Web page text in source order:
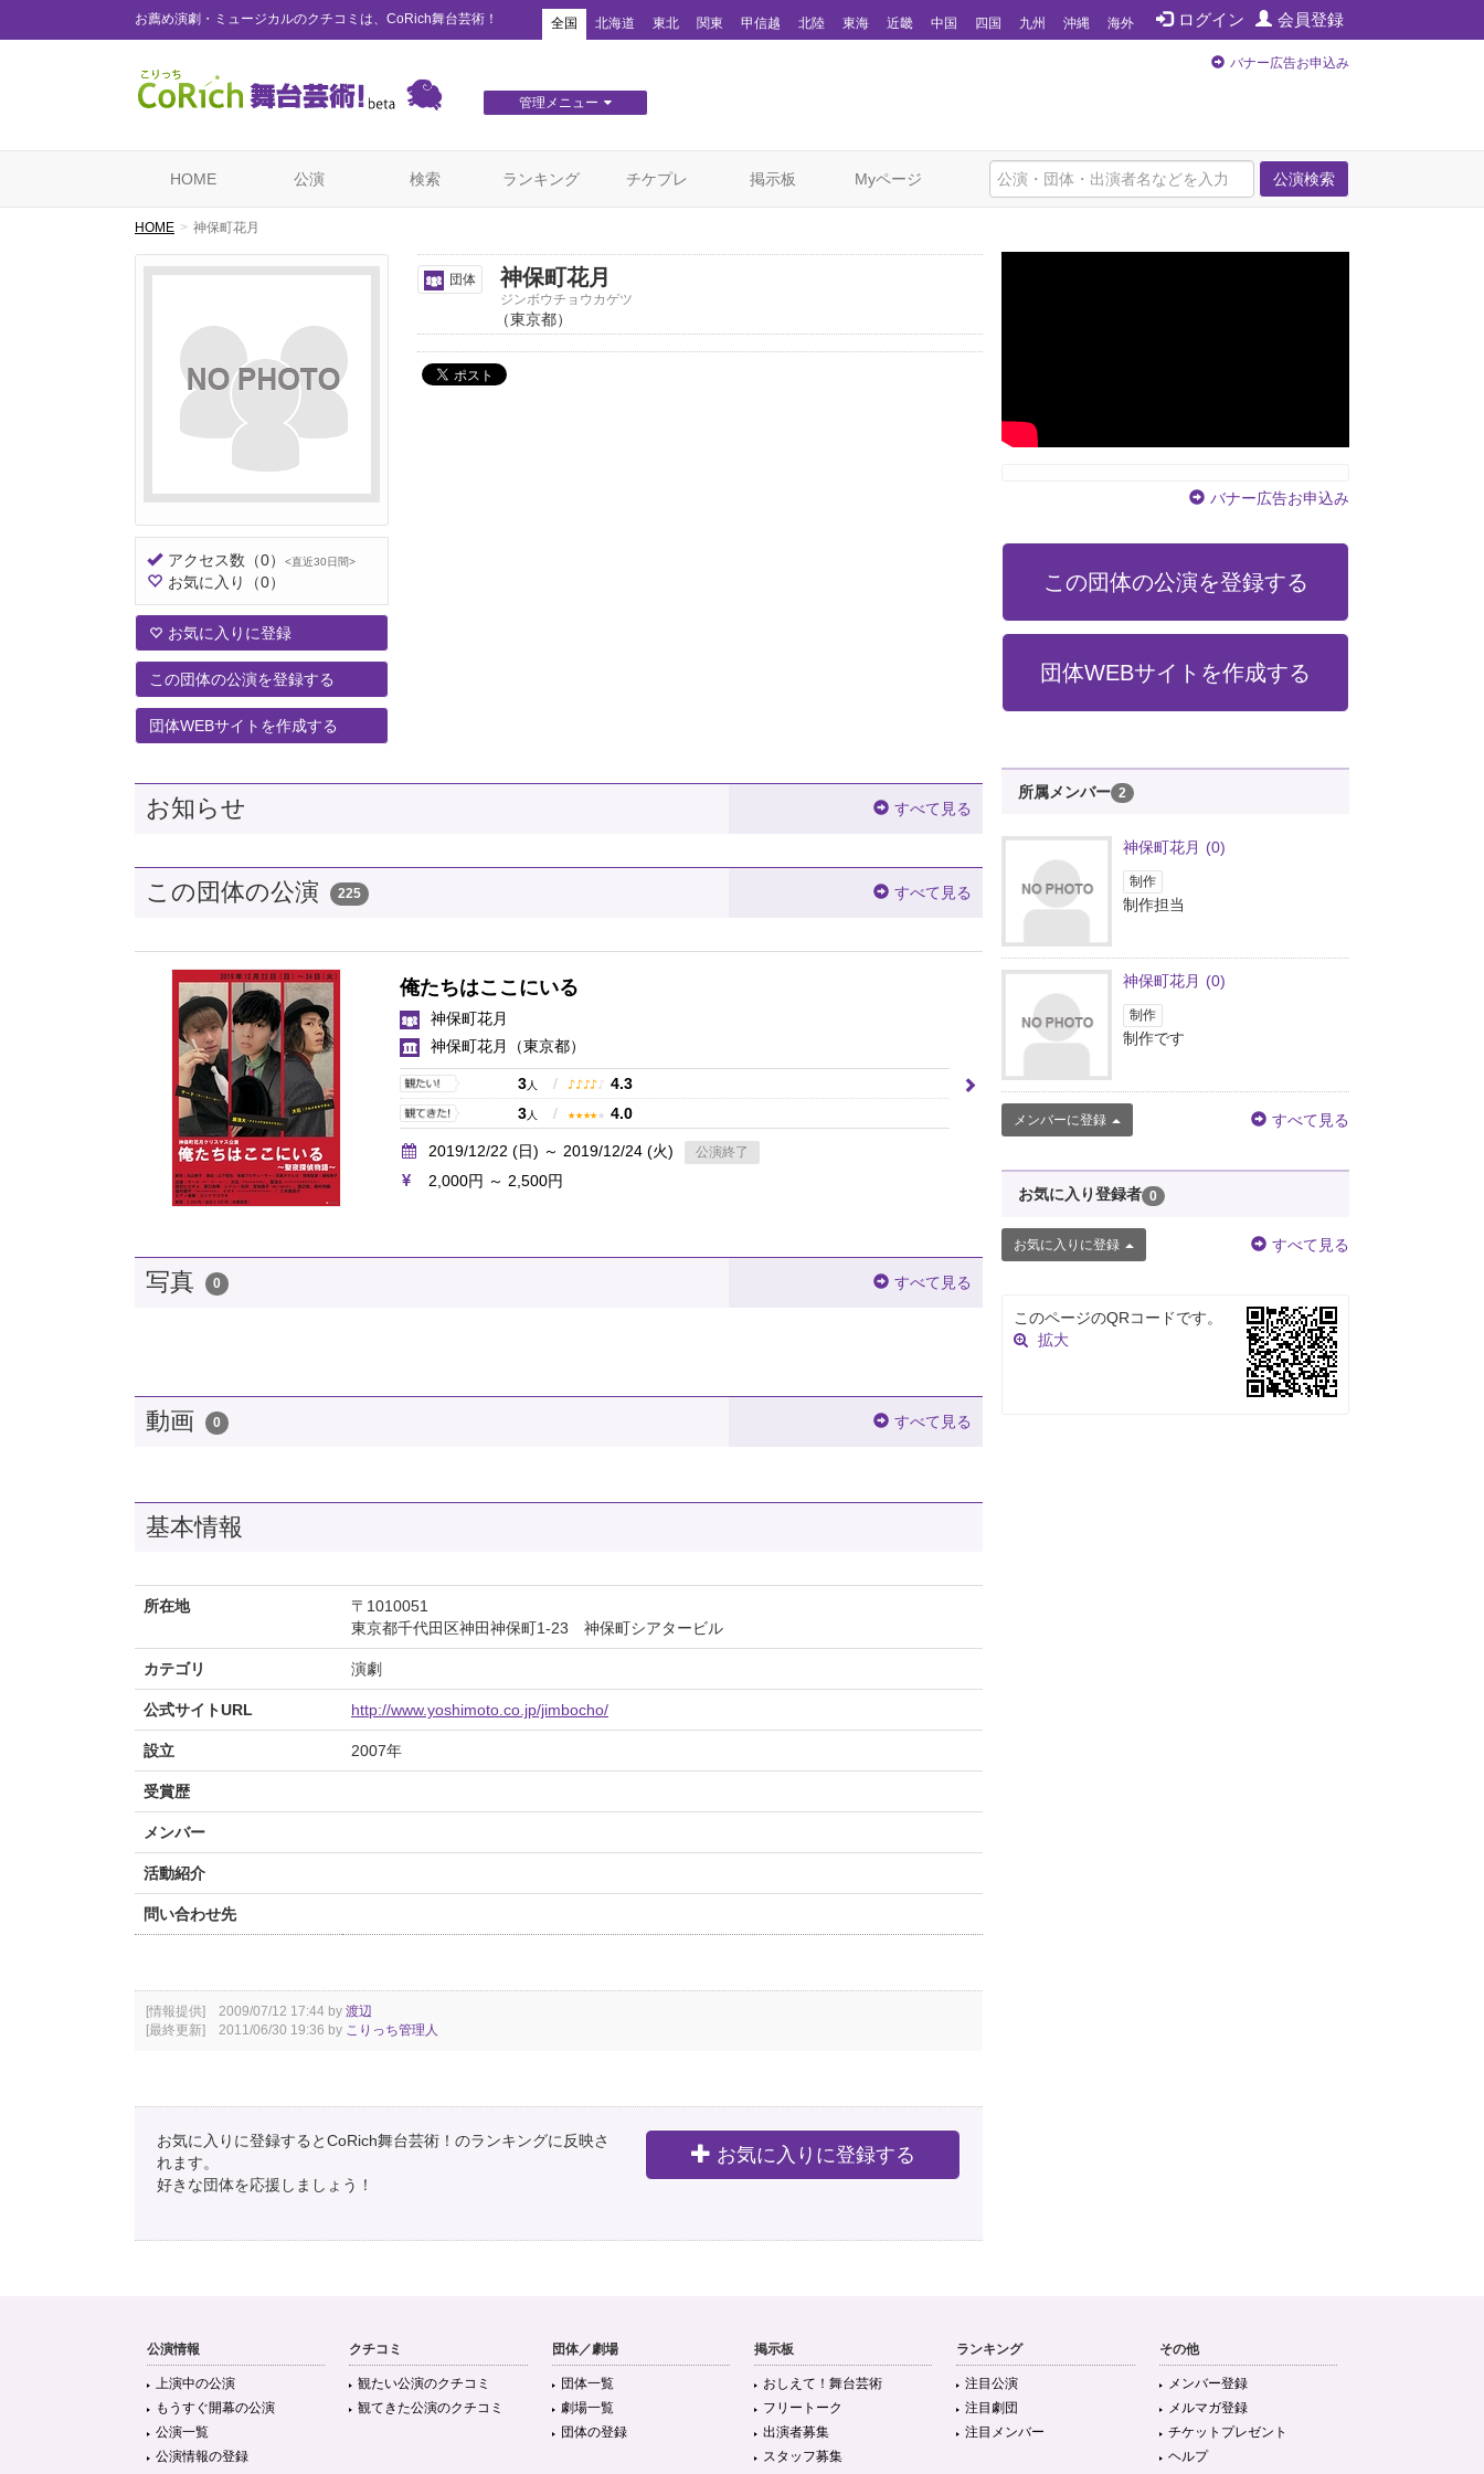
お薦め演劇・ミュージカルのクチコミは、CoRich舞台芸術！ ログイン 会員登録
全国 北海道 東北 関東 甲信越 北陸 東海 近畿 中国 四国 九州 沖縄 海外
管理メニュー
バナー広告お申込み
公演検索
HOME 公演 検索 ランキング チケプレ 掲示板 Myページ
HOME 神保町花月
アクセス数 （0） <直近30日間>
お気に入り （0）
お気に入りに登録
この団体の公演を登録する
団体WEBサイトを作成する
団体 神保町花月
ジンボウチョウカゲツ
（東京都）
お知らせ すべて見る
この団体の公演 225 すべて見る
俺たちはここにいる
神保町花月
神保町花月
（東京都）
3人 / ♪ ♪ ♪ ♪ ♪
4.3
3人 / ★ ★ ★ ★ ★ 4.0
2019/12/22 (日) ～ 2019/12/24 (火) 公演終了
2,000円 ～ 2,500円
写真 0 すべて見る
動画 0 すべて見る
基本情報
所在地
〒1010051
東京都千代田区神田神保町1‐23 神保町シアタービル
カテゴリ 演劇
公式サイトURL http://www.yoshimoto.co.jp/jimbocho/
設立 2007年
受賞歴
メンバー
活動紹介
問い合わせ先
[情報提供] 2009/07/12 17:44 by 渡辺
[最終更新] 2011/06/30 19:36 by こりっち管理人
お気に入りに登録するとCoRich舞台芸術！のランキングに反映さ
れます。
好きな団体を応援しましょう！
お気に入りに登録する
バナー広告お申込み
この団体の公演を登録する
団体WEBサイトを作成する
所属メンバー 2
神保町花月 (0)
制作
制作担当
神保町花月 (0)
制作
制作です
メンバーに登録 すべて見る
お気に入り登録者 0
お気に入りに登録 すべて見る
このページのQRコードです。
拡大
公演情報
上演中の公演
もうすぐ開幕の公演
公演一覧
公演情報の登録
クチコミ
観たい公演のクチコミ
観てきた公演のクチコミ
団体／劇場
団体一覧
劇場一覧
団体の登録
掲示板
おしえて！舞台芸術
フリートーク
出演者募集
スタッフ募集
ランキング
注目公演
注目劇団
注目メンバー
その他
メンバー登録
メルマガ登録
チケットプレゼント
ヘルプ